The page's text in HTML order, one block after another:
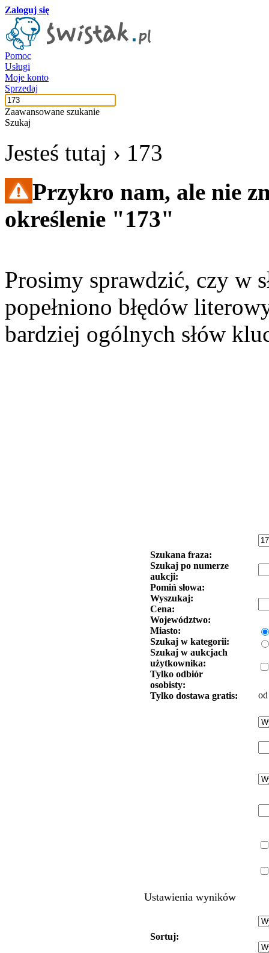
Zaloguj się
Pomoc
Usługi
Moje konto
Sprzedaj
Zaawansowane szukanie
Szukaj
Jesteś tutaj › 173
Przykro nam, ale nie
określenie "173"
Prosimy sprawdzić, czy w
popełniono błędów
bardziej ogólnych słów
Szukana fraza:
Szukaj po numerze
aukcji:
Pomiń słowa:
Wyszukaj:
Cena:
Województwo:
Miasto:
Szukaj w kategorii:
Szukaj w aukcjach
użytkownika:
Tylko odbiór
osobisty:
Tylko dostawa gratis:
od
Ustawienia wyników
Sortuj: